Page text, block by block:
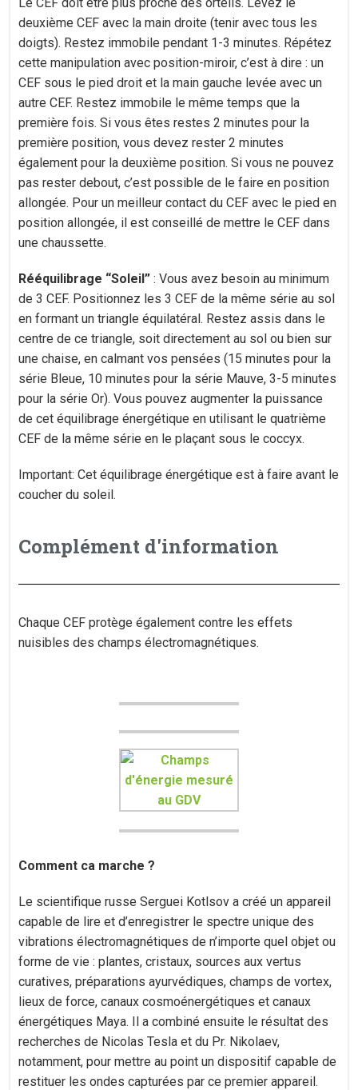
deuxième CEF avec la main droite (tenir avec tous les
doigts). Restez immobile pendant 1-3 minutes. Répétez
cette manipulation avec position-miroir, c’est à dire : un
CEF sous le pied droit et la main gauche levée avec un
autre CEF. Restez immobile le même temps que la
première fois. Si vous êtes restes 2 minutes pour la
première position, vous devez rester 2 minutes
également pour la deuxième position. Si vous ne pouvez
pas rester debout, c’est possible de le faire en position
allongée. Pour un meilleur contact du CEF avec le pied en
position allongée, il est conseillé de mettre le CEF dans
une chaussette.
Rééquilibrage “Soleil” : Vous avez besoin au minimum
de 3 CEF. Positionnez les 3 CEF de la même série au sol
en formant un triangle équilatéral. Restez assis dans le
centre de ce triangle, soit directement au sol ou bien sur
une chaise, en calmant vos pensées (15 minutes pour la
série Bleue, 10 minutes pour la série Mauve, 3-5 minutes
pour la série Or). Vous pouvez augmenter la puissance
de cet équilibrage énergétique en utilisant le quatrième
CEF de la même série en le plaçant sous le coccyx.
Important: Cet équilibrage énergétique est à faire avant le
coucher du soleil.
Complément d'information
Chaque CEF protège également contre les effets
nuisibles des champs électromagnétiques.
Comment ca marche ?
Le scientifique russe Serguei Kotlsov a créé un appareil
capable de lire et d’enregistrer le spectre unique des
vibrations électromagnétiques de n’importe quel objet ou
forme de vie : plantes, cristaux, sources aux vertus
curatives, préparations ayurvédiques, champs de vortex,
lieux de force, canaux cosmoénergétiques et canaux
énergétiques Maya. Il a combiné ensuite le résultat des
recherches de Nicolas Tesla et du Pr. Nikolaev,
notamment, pour mettre au point un dispositif capable de
restituer les ondes capturées par ce premier appareil.